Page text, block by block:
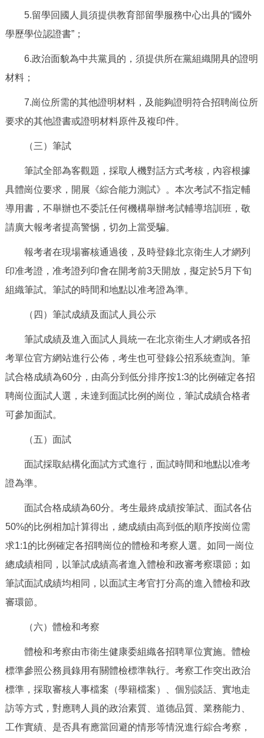
5.留學回國人員須提供教育部留學服務中心出具的“國外
學歷學位認證書”；
6.政治面貌為中共黨員的，須提供所在黨組織開具的證明
材料；
7.崗位所需的其他證明材料，及能夠證明符合招聘崗位所
要求的其他證書或證明材料原件及複印件。
（三）筆試
筆試全部為客觀題，採取人機對話方式考核，內容根據
具體崗位要求，開展《綜合能力測試》。本次考試不指定輔
導用書，不舉辦也不委託任何機構舉辦考試輔導培訓班，敬
請廣大報考者提高警惕，切勿上當受騙。
報考者在現場審核通過後，及時登錄北京衛生人才網列
印准考證，准考證列印會在開考前3天開放，擬定於5月下旬
組織筆試。筆試的時間和地點以准考證為準。
（四）筆試成績及面試人員公示
筆試成績及進入面試人員統一在北京衛生人才網或各招
考單位官方網站進行公佈，考生也可登錄公招系統查詢。筆
試合格成績為60分，由高分到低分排序按1:3的比例確定各招
聘崗位面試人選，未達到面試比例的崗位，筆試成績合格者
可參加面試。
（五）面試
面試採取結構化面試方式進行，面試時間和地點以准考
證為準。
面試合格成績為60分。考生最終成績按筆試、面試各佔
50%的比例相加計算得出，總成績由高到低的順序按崗位需
求1:1的比例確定各招聘崗位的體檢和考察人選。如同一崗位
總成績相同，以筆試成績高者進入體檢和政審考察環節；如
筆試面試成績均相同，以面試主考官打分高的進入體檢和政
審環節。
（六）體檢和考察
體檢和考察由市衛生健康委組織各招聘單位實施。體檢
標準參照公務員錄用有關體檢標準執行。考察工作突出政治
標準，採取審核人事檔案（學籍檔案）、個別談話、實地走
訪等方式，對應聘人員的政治素質、道德品質、業務能力、
工作實績、是否具有應當回避的情形等情況進行綜合考察，